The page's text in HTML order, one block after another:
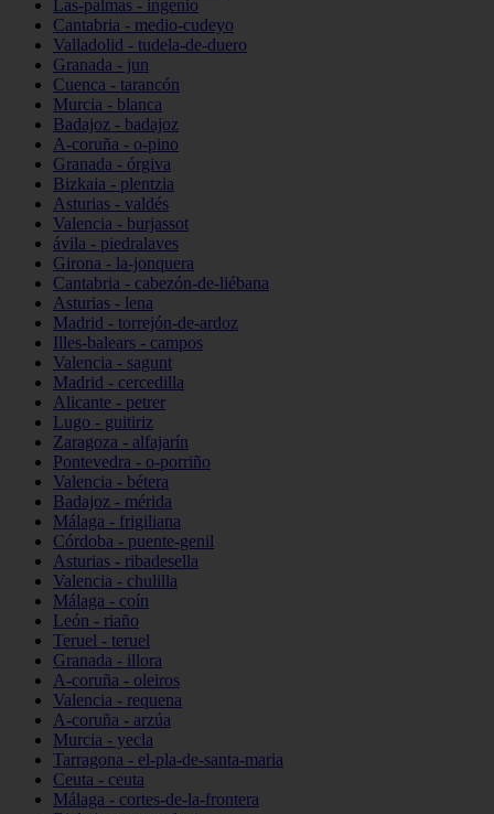
Las-palmas - ingenio
Cantabria - medio-cudeyo
Valladolid - tudela-de-duero
Granada - jun
Cuenca - tarancón
Murcia - blanca
Badajoz - badajoz
A-coruña - o-pino
Granada - órgiva
Bizkaia - plentzia
Asturias - valdés
Valencia - burjassot
ávila - piedralaves
Girona - la-jonquera
Cantabria - cabezón-de-liébana
Asturias - lena
Madrid - torrejón-de-ardoz
Illes-balears - campos
Valencia - sagunt
Madrid - cercedilla
Alicante - petrer
Lugo - guitiriz
Zaragoza - alfajarín
Pontevedra - o-porriño
Valencia - bétera
Badajoz - mérida
Málaga - frigiliana
Córdoba - puente-genil
Asturias - ribadesella
Valencia - chulilla
Málaga - coín
León - riaño
Teruel - teruel
Granada - illora
A-coruña - oleiros
Valencia - requena
A-coruña - arzúa
Murcia - yecla
Tarragona - el-pla-de-santa-maria
Ceuta - ceuta
Málaga - cortes-de-la-frontera